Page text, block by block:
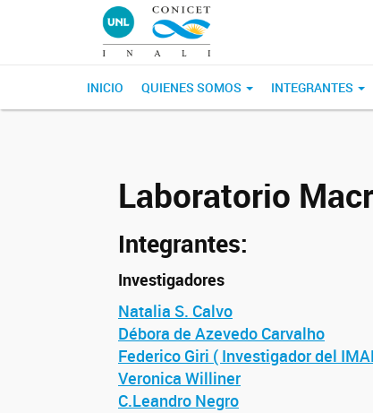
INICIO QUIENES SOMOS INTEGRANTES
Laboratorio
Integrantes:
Investigadores
Natalia S. Calvo
Débora de Azevedo Carvalho
Federico Giri ( Investigador del
Veronica Williner
C.Leandro Negro